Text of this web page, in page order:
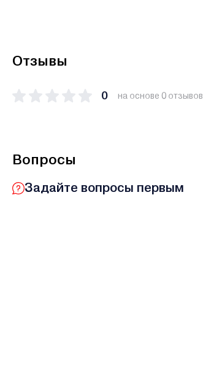
Отзывы
0 на основе 0 отзывов
Вопросы
Задайте вопросы первым